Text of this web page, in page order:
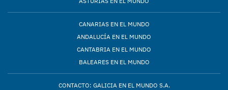
CANARIAS EN EL MUNDO
ANDALUCÍA EN EL MUNDO
CANTABRIA EN EL MUNDO
BALEARES EN EL MUNDO
CONTACTO: GALICIA EN EL MUNDO S.A.